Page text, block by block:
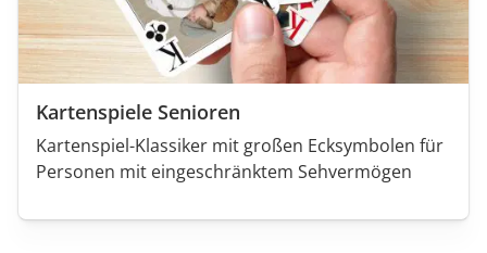
Kartenspiele Senioren
Kartenspiel-Klassiker mit großen Ecksymbolen für
Personen mit eingeschränktem Sehvermögen